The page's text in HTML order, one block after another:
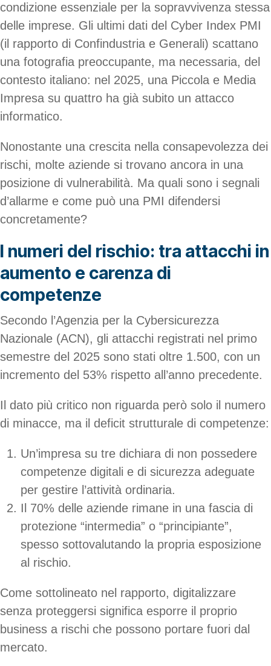
condizione essenziale per la sopravvivenza stessa
delle imprese. Gli ultimi dati del Cyber Index PMI
(il rapporto di Confindustria e Generali) scattano
una fotografia preoccupante, ma necessaria, del
contesto italiano: nel 2025, una Piccola e Media
Impresa su quattro ha già subito un attacco
informatico.
Nonostante una crescita nella consapevolezza dei
rischi, molte aziende si trovano ancora in una
posizione di vulnerabilità. Ma quali sono i segnali
d’allarme e come può una PMI difendersi
concretamente?
I numeri del rischio: tra attacchi in
aumento e carenza di
competenze
Secondo l’Agenzia per la Cybersicurezza
Nazionale (ACN), gli attacchi registrati nel primo
semestre del 2025 sono stati oltre 1.500, con un
incremento del 53% rispetto all’anno precedente.
Il dato più critico non riguarda però solo il numero
di minacce, ma il deficit strutturale di competenze:
Un’impresa su tre dichiara di non possedere
competenze digitali e di sicurezza adeguate
per gestire l’attività ordinaria.
Il 70% delle aziende rimane in una fascia di
protezione “intermedia” o “principiante”,
spesso sottovalutando la propria esposizione
al rischio.
Come sottolineato nel rapporto, digitalizzare
senza proteggersi significa esporre il proprio
business a rischi che possono portare fuori dal
mercato.